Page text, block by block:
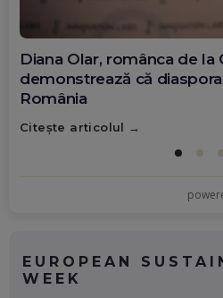
Diana Olar, românca de la
demonstrează că
România
Citește articolul
EUROPEAN
WEEK